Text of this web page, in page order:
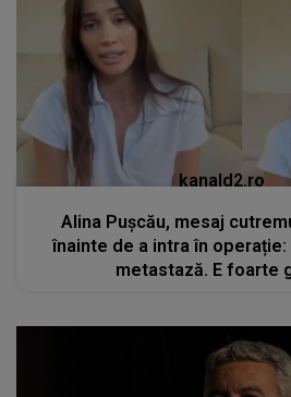
kanald2.ro
Alina Pușcău, mesaj
înainte de a intra în operație:
metastază. E foarte